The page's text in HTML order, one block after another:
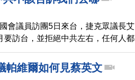
，並稱讚台灣，是世界民主燈塔。
會議員訪團5日來台，捷克眾議長艾
訪台，並拒絕中共左右，任何人都
議長麥卡錫也再度強硬回擊中共跳
，美國眾院外委會主席麥考爾，已
灣。
帕維爾如何見蔡英文